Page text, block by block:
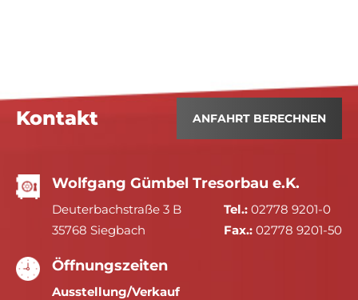
Kontakt ANFAHRT BERECHNEN
Wolfgang Gümbel Tresorbau e.K.
Deuterbachstraße 3 B
35768 Siegbach
Tel.: 02778 9201-0
Fax.: 02778 9201-50
Öffnungszeiten
Ausstellung/Verkauf